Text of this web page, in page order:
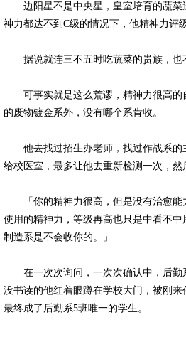
边阳星不是中央星，皇室培育的蔬菜
神力都达不到C级的情况下，他精神力评
据说就连三不五时吃蔬菜的贵族，也
可事实就是这么荒谬，精神力很高的
的废物镀金系外，没有哪个系肯收。
他去找过招生办老师，找过作战系的
给校医室，最多让他去重新检测一次，然
「你的精神力很高，但是没有治愈能
使用的精神力，等级再高也只是中看不
制造系是不会收你的。」
在一次次询问，一次次确认中，后勤
没书读的他红着眼蹲在学校大门，被刚来
最终成了后勤系5班唯一的学生。